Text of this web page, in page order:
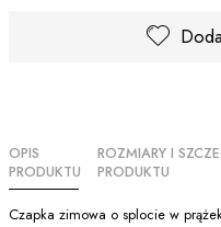
OPIS
PRODUKTU
ROZMIARY I
PRODUKTU
Czapka zimowa o splocie w